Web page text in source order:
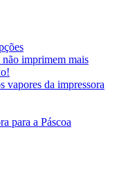
imprimem mais
vapores da impressora
para a Páscoa